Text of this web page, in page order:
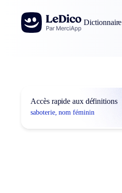
Aller au contenu
Dictionnaire
Accès rapide aux définitions
saboterie, nom féminin